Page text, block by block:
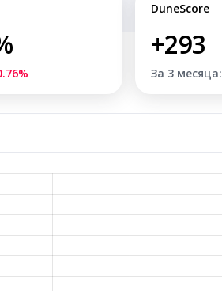
DuneScore
+293
За 3 месяца: